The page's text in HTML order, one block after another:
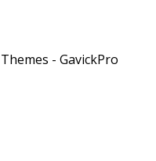
- GavickPro